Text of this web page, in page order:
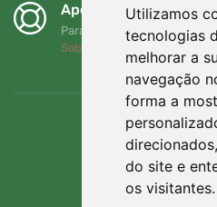
Utilizamos
tecnologias
melhorar a
navegação
forma a
do site e
os visitantes.
Apoiamos a Trees.org
Para cada encomenda
Sobre nós